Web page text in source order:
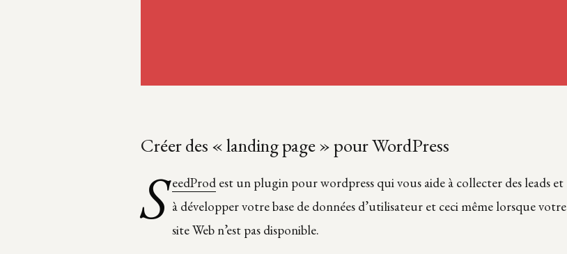
Créer des « landing page » pour WordPress
S eedProdest un plugin pour wordpress qui vous aide à collecter des leads et
à développer votre base de données d’utilisateur et ceci même lorsque votre
site Web n’est pas disponible.